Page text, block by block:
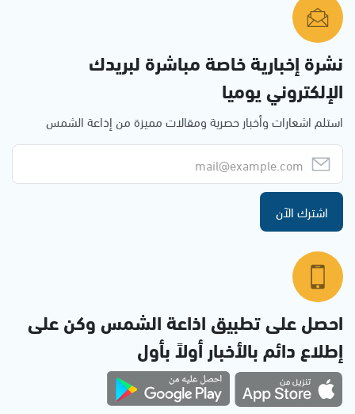
نشرة إخبارية خاصة مباشرة لبريدك
الإلكتروني يوميا
استلم اشعارات وأخبار حصرية ومقالات مميزة من إذاعة الشمس
اشترك الآن
احصل على تطبيق اذاعة الشمس وكن على
إطلاع دائم بالأخبار أولاً بأول